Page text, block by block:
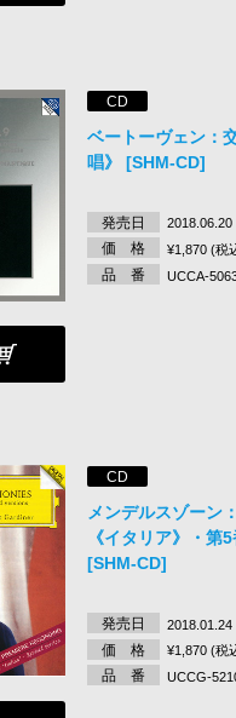
CD
ベートーヴェン：
唱》 [SHM-CD]
発売日 2018.06.20
価 格 ¥1,870 (税
品 番 UCCA-
CD
メンデルスゾーン
《イタリア》・第
[SHM-CD]
発売日 2018.01.24
価 格 ¥1,870 (税
品 番 UCCG-